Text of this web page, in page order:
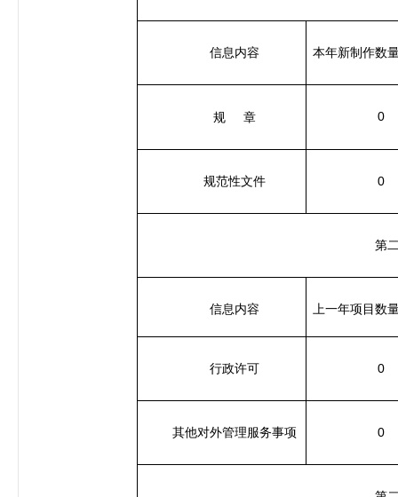
信息内容 本年新制作数
规 章 0
规范性文件 0
第
信息内容 上一年项目数
行政许可 0
其他对外管理服务事项 0